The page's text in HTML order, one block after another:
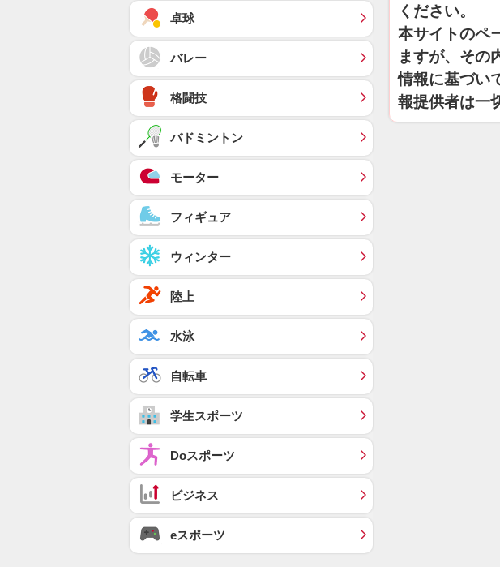
ください。
本サイトのペ
ますが、その
情報に基づい
報提供者は一
卓球
バレー
格闘技
バドミントン
モーター
フィギュア
ウィンター
陸上
水泳
自転車
学生スポーツ
Doスポーツ
ビジネス
eスポーツ